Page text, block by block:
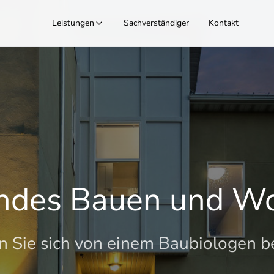
Leistungen Sachverständiger Kontakt
Bauen und
Sie sich von einem Baubiologen
Sie das
Gutachten
sich ein Gutachten vom